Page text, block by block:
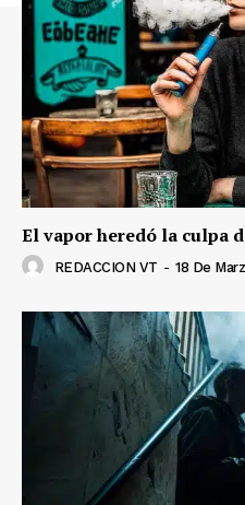
El vapor heredó la culpa
REDACCION VT - 18 De